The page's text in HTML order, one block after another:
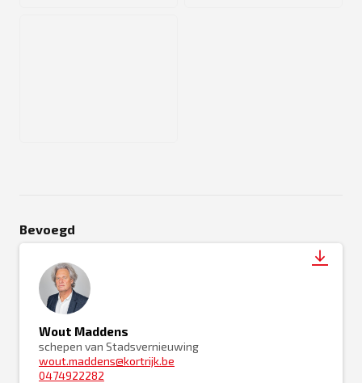
Bevoegd
Wout Maddens
schepen van Stadsvernieuwing
wout.maddens@kortrijk.be
0474922282